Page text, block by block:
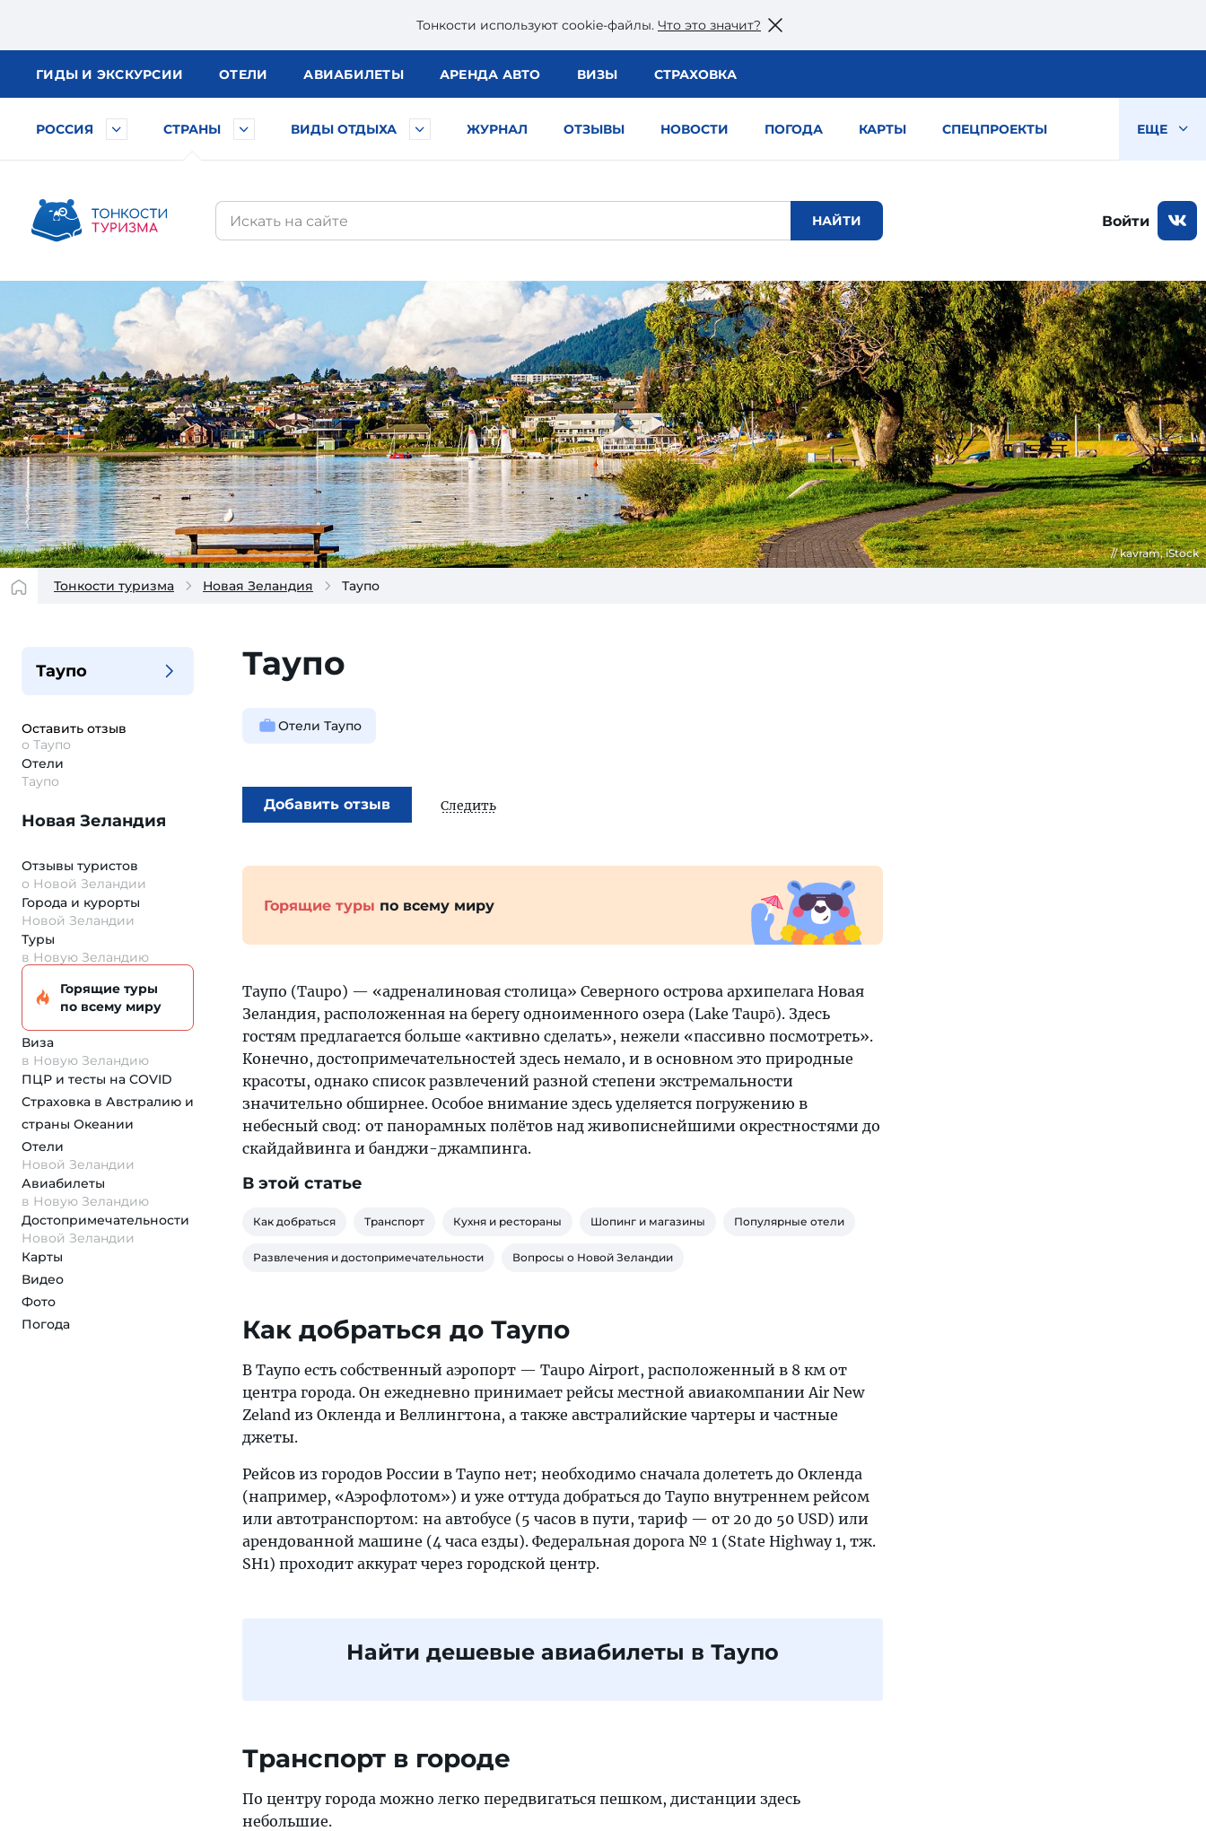
Тонкости используют сookie-файлы. Что это значит?
ГИДЫ И ЭКСКУРСИИ ОТЕЛИ АВИАБИЛЕТЫ АРЕНДА АВТО ВИЗЫ СТРАХОВКА
РОССИЯ СТРАНЫ ВИДЫ ОТДЫХА ЖУРНАЛ ОТЗЫВЫ НОВОСТИ ПОГОДА КАРТЫ СПЕЦПРОЕКТЫ ЕЩЕ
Войти
kavram, iStock
Тонкости туризма Новая Зеландия Таупо
Таупо
Оставить отзыв
о Таупо
Отели
Таупо
Новая Зеландия
Отзывы туристов
о Новой Зеландии
Города и курорты
Новой Зеландии
Туры
в Новую Зеландию
Горящие туры
по всему миру
Виза
в Новую Зеландию
ПЦР и тесты на COVID
Страховка в Австралию и
страны Океании
Отели
Новой Зеландии
Авиабилеты
в Новую Зеландию
Достопримеча­тельности
Новой Зеландии
Карты
Видео
Фото
Погода
Таупо
Отели Таупо
Добавить отзыв Следить
Горящие туры по всему миру
Таупо (Taupo) — «адреналиновая столица» Северного острова архипелага Новая
Зеландия, расположенная на берегу одноименного озера (Lake Taupō). Здесь
гостям предлагается больше «активно сделать», нежели «пассивно посмотреть».
Конечно, достопримечательностей здесь немало, и в основном это природные
красоты, однако список развлечений разной степени экстремальности
значительно обширнее. Особое внимание здесь уделяется погружению в
небесный свод: от панорамных полётов над живописнейшими окрестностями до
скайдайвинга и банджи-джампинга.
В этой статье
Как добраться Транспорт Кухня и рестораны Шопинг и магазины Популярные отели
Развлечения и достопримечательности Вопросы о Новой Зеландии
Как добраться до Таупо
В Таупо есть собственный аэропорт — Taupo Airport, расположенный в 8 км от
центра города. Он ежедневно принимает рейсы местной авиакомпании Air New
Zeland из Окленда и Веллингтона, а также австралийские чартеры и частные
джеты.
Рейсов из городов России в Таупо нет; необходимо сначала долететь до Окленда
(например, «Аэрофлотом») и уже оттуда добраться до Таупо внутреннем рейсом
или автотранспортом: на автобусе (5 часов в пути, тариф — от 20 до 50 USD) или
арендованной машине (4 часа езды). Федеральная дорога № 1 (State Highway 1, тж.
SH1) проходит аккурат через городской центр.
Найти дешевые авиабилеты в Таупо
Транспорт в городе
По центру города можно легко передвигаться пешком, дистанции здесь
небольшие.